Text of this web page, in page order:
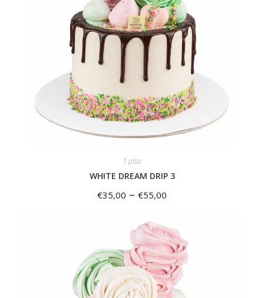
1 piso
WHITE DREAM DRIP 3
€35,00 – €55,00